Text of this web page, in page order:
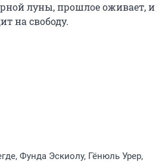
луны, прошлое оживает, и
на свободу.
Фунда Эскиолу, Гёнюль Урер,